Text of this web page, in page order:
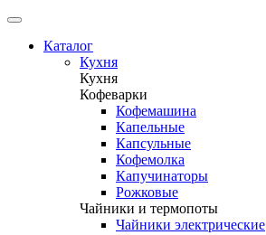
Каталог
Кухня
Кухня
Кофеварки
Кофемашина
Капельные
Капсульные
Кофемолка
Капучинаторы
Рожковые
Чайники и термопоты
Чайники электрические